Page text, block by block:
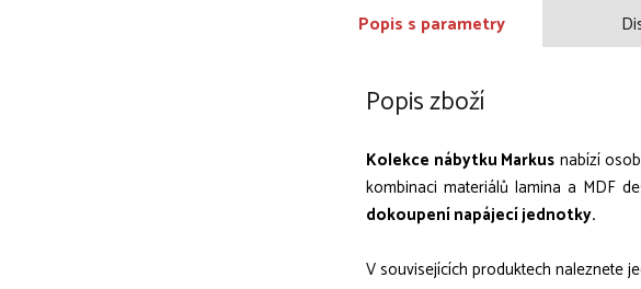
Popis s parametry
Popis zboží
Kolekce nábytku Markus nabízí
kombinaci materiálů lamina a MDF
dokoupení napájecí jednotky.
V souvisejících produktech naleznete